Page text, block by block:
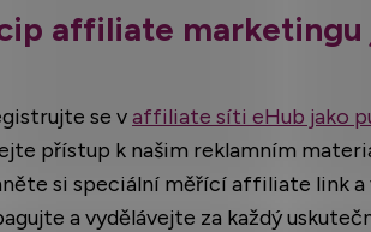
affiliate
se vaffiliate síti eHub jako
přístup k našim reklamním
si speciální měřící affiliate link
a vydělávejte za každý